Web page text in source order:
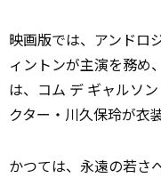
映画版では、アンドロ
ィントンが主演を務め
は、コム デ ギャルソ
クター・川久保玲が衣
かつては、永遠の若さ